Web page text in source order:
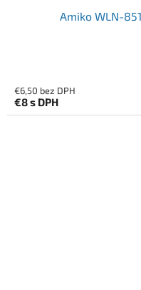
Amiko WLN-
€6,50 bez DPH
€8s DPH